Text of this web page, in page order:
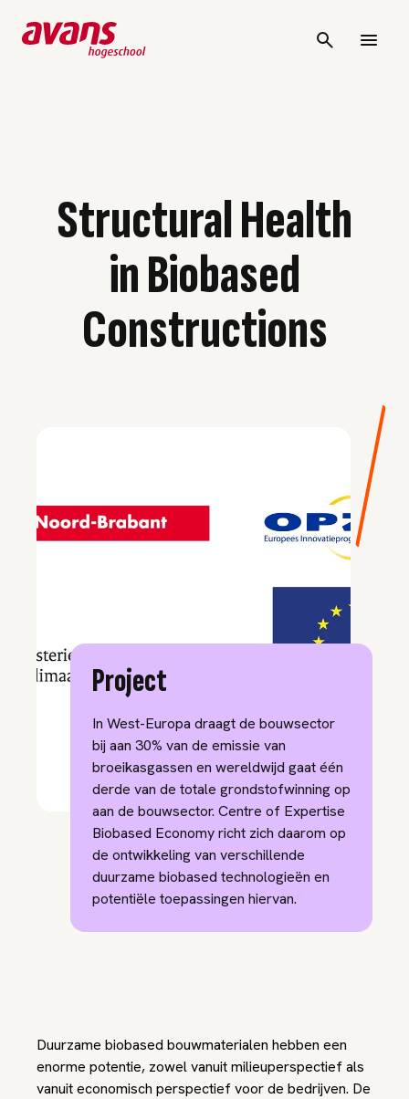
Structural Health
in Biobased
Constructions
Project
In West-Europa draagt de bouwsector
bij aan 30% van de emissie van
broeikasgassen en wereldwijd gaat één
derde van de totale grondstofwinning op
aan de bouwsector. Centre of Expertise
Biobased Economy richt zich daarom op
de ontwikkeling van verschillende
duurzame biobased technologieën en
potentiële toepassingen hiervan.
Duurzame biobased bouwmaterialen hebben een
enorme potentie, zowel vanuit milieuperspectief als
vanuit economisch perspectief voor de bedrijven. De